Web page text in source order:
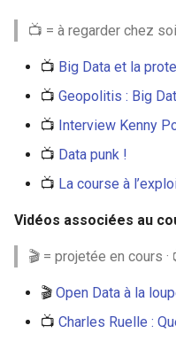
📺 = à regarder chez soi
📺 Big Data et la
📺 Geopolitis : Big
📺 Interview Kenny
📺 Data punk !
📺 La course à
Vidéos associées au
🎬 = projetée en cours
🎬 Open Data à la
📺 Charles Ruelle :